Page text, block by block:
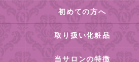
初めての方へ
取り扱い化粧品
当サロンの特徴